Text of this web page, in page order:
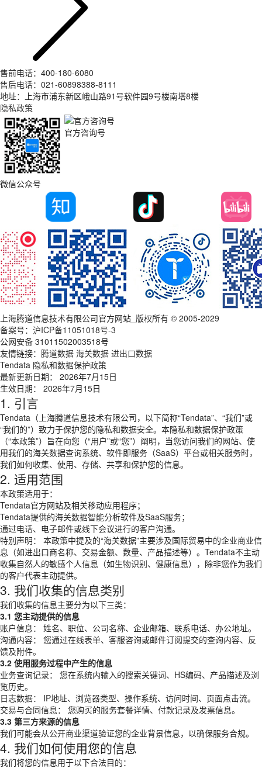
售前电话：400-180-6080
售后电话：021-60898388-8111
地址：上海市浦东新区峨山路91号软件园9号楼南塔8楼
隐私政策
微信公众号
官方咨询号
上海腾道信息技术有限公司官方网站_版权所有 © 2005-2029
备案号： 沪ICP备11051018号-3
公网安备 31011502003518号
友情链接： 腾道数据 海关数据 进出口数据
Tendata 隐私和数据保护政策
最新更新日期： 2026年7月15日
生效日期： 2026年7月15日
1. 引言
Tendata（上海腾道信息技术有限公司，以下简称“Tendata”、“我们”或
“我们的”）致力于保护您的隐私和数据安全。本隐私和数据保护政策
（“本政策”）旨在向您（“用户”或“您”）阐明，当您访问我们的网站、使
用我们的海关数据查询系统、软件即服务（SaaS）平台或相关服务时，
我们如何收集、使用、存储、共享和保护您的信息。
2. 适用范围
本政策适用于：
Tendata官方网站及相关移动应用程序；
Tendata提供的海关数据智能分析软件及SaaS服务；
通过电话、电子邮件或线下会议进行的客户沟通。
特别声明： 本政策中提及的“海关数据”主要涉及国际贸易中的企业商业信
息（如进出口商名称、交易金额、数量、产品描述等）。Tendata不主动
收集自然人的敏感个人信息（如生物识别、健康信息），除非您作为我们
的客户代表主动提供。
3. 我们收集的信息类别
我们收集的信息主要分为以下三类：
3.1 您主动提供的信息
账户信息： 姓名、职位、公司名称、企业邮箱、联系电话、办公地址。
沟通内容： 您通过在线表单、客服咨询或邮件订阅提交的查询内容、反
馈及附件。
3.2 使用服务过程中产生的信息
业务查询记录： 您在系统内输入的搜索关键词、HS编码、产品描述及浏
览历史。
日志数据： IP地址、浏览器类型、操作系统、访问时间、页面点击流。
交易与合同信息： 您购买的服务套餐详情、付款记录及发票信息。
3.3 第三方来源的信息
我们可能会从公开商业渠道验证您的企业背景信息，以确保服务合规。
4. 我们如何使用您的信息
我们将您的信息用于以下合法目的：